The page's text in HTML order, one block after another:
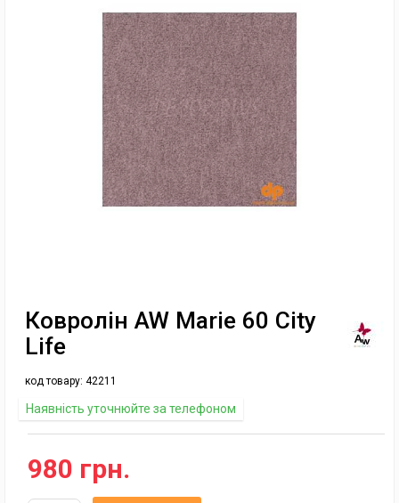
Ковролін AW Marie 60 City
Life
код товару: 42211
Наявність уточнюйте за телефоном
980 грн.